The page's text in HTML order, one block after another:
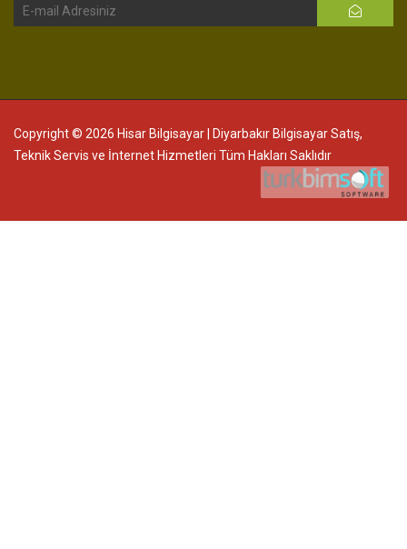
Copyright © 2026 Hisar Bilgisayar | Diyarbakır Bilgisayar Satış,
Teknik Servis ve İnternet Hizmetleri Tüm Hakları Saklıdır